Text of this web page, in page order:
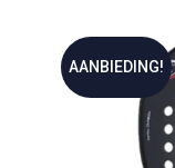
AANBIEDING!